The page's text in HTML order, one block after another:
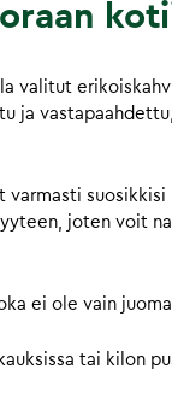
valitut
ja
suosikkisi
joten voit
ei ole vain
tai kilon